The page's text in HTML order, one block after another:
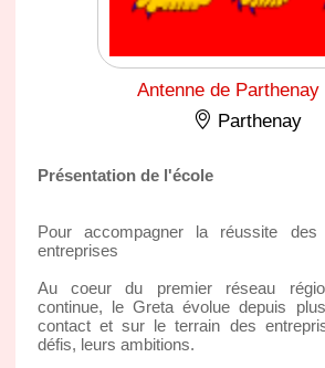
Antenne de Parthenay
Parthenay
Présentation de l'école
Pour accompagner la réussite
entreprises
Au coeur du premier réseau
continue, le Greta évolue depuis
contact et sur le terrain des
défis, leurs ambitions.